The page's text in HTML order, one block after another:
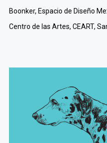
Boonker, Espacio de Diseño
Centro de las Artes, CEART,